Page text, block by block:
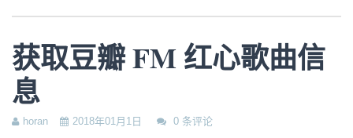
获取豆瓣 FM 红心歌曲信
息
horan 2018年01月1日 0 条评论